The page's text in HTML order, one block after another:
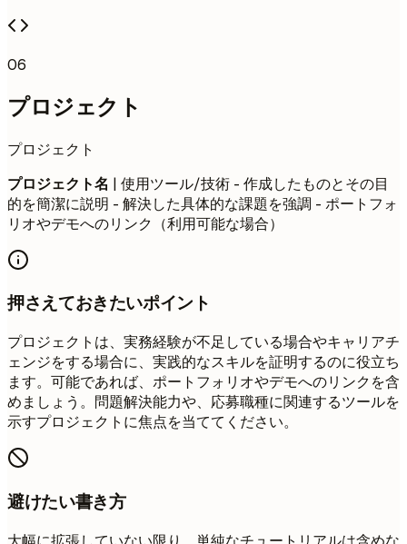
06
プロジェクト
プロジェクト
プロジェクト名 | 使用ツール/技術 - 作成したものとその目
的を簡潔に説明 - 解決した具体的な課題を強調 - ポートフォ
リオやデモへのリンク（利用可能な場合）
押さえておきたいポイント
プロジェクトは、実務経験が不足している場合やキャリアチ
ェンジをする場合に、実践的なスキルを証明するのに役立ち
ます。可能であれば、ポートフォリオやデモへのリンクを含
めましょう。問題解決能力や、応募職種に関連するツールを
示すプロジェクトに焦点を当ててください。
避けたい書き方